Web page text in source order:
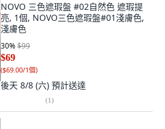
NOVO 三色遮瑕盤 #02自然色 遮瑕提
亮, 1個, NOVO三色遮瑕盤#01淺膚色,
淺膚色
30%$99
$69
($69.00/1個)
後天 8/8 (六) 預計送達
(1)